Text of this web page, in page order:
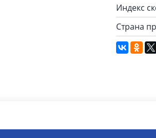
Индекс
Страна